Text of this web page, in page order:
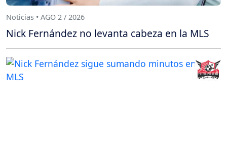
Noticias • AGO 2 / 2026
Nick Fernández no levanta cabeza en la MLS